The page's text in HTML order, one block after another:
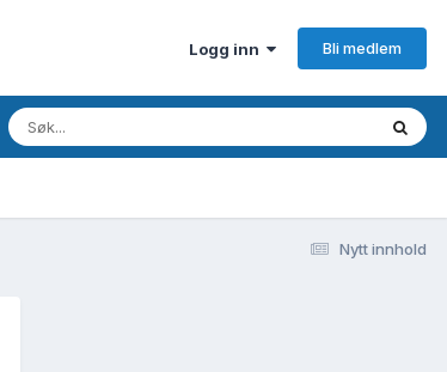
Logg inn Bli medlem
Nytt innhold